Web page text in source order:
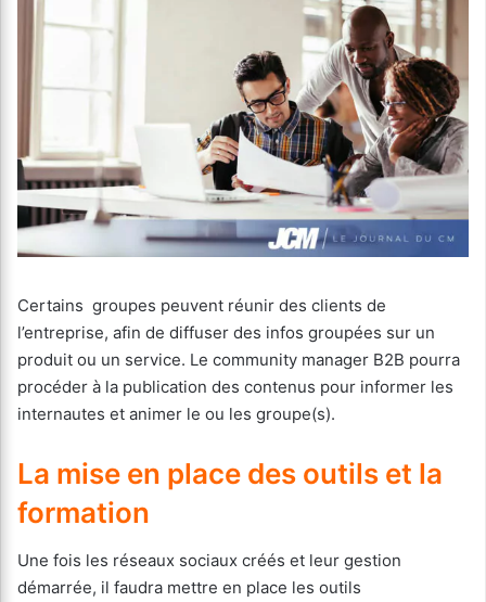
Certains groupes peuvent réunir des clients de
l’entreprise, afin de diffuser des infos groupées sur un
produit ou un service. Le community manager B2B pourra
procéder à la publication des contenus pour informer les
internautes et animer le ou les groupe(s).
La mise en place des outils et la
formation
Une fois les réseaux sociaux créés et leur gestion
démarrée, il faudra mettre en place les outils